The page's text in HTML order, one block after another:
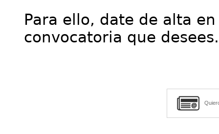
Para ello, date de alta
convocatoria que desees.